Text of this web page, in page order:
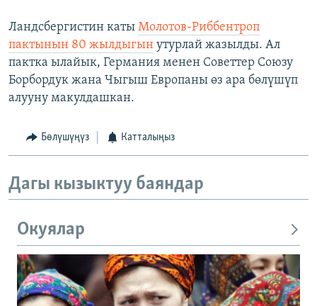
Ландсбергистин каты Молотов-Риббентроп
пактынын 80 жылдыгын утурлай жазылды. Ал
пактка ылайык, Германия менен Советтер Союзу
Борбордук жана Чыгыш Европаны өз ара бөлүшүп
алууну макулдашкан.
Бөлүшүңүз Катталыңыз
Дагы кызыктуу баяндар
Окуялар